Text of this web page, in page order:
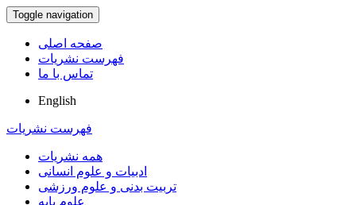
Toggle navigation
صفحه اصلی
فهرست نشریات
تماس با ما
English
فهرست نشریات
همه نشریات
ادبیات و علوم انسانی
تربیت بدنی و علوم ورزشی
علوم پایه